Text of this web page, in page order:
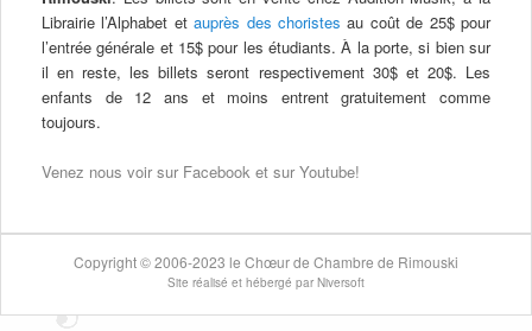
Librairie l’Alphabet etauprès des choristes au coût de 25$ pour
l’entrée générale et 15$ pour les étudiants. À la porte, si bien sur
il en reste, les billets seront respectivement 30$ et 20$. Les
enfants de 12 ans et moins entrent gratuitement comme
toujours.
Venez nous voir surFacebook et sur Youtube!
Copyright©2006-2023 le Chœur de Chambre de Rimouski
Site réalisé et hébergé par Niversoft